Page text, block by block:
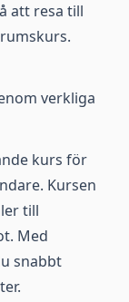
att resa till
verkliga
kurs för
Kursen
till
Med
snabbt